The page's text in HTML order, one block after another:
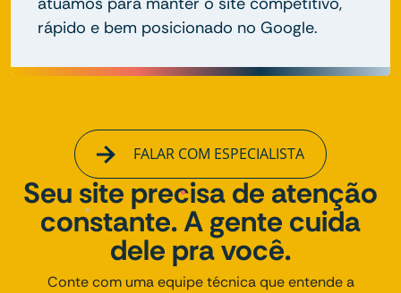
rápido e bem posicionado no Google.
FALAR COM ESPECIALISTA
Seu site precisa de atenção
constante. A gente cuida
dele pra você.
Conte com uma equipe técnica que entende a